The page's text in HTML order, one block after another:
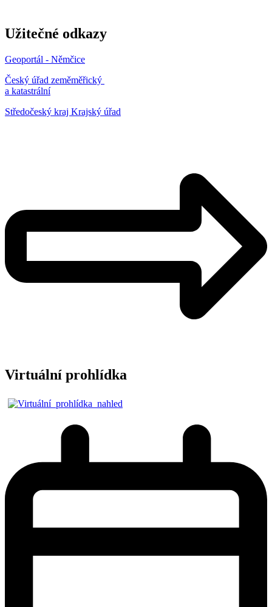
Užitečné odkazy
Geoportál - Němčice
Český úřad zeměměřický
a katastrální
Středočeský kraj Krajský úřad
Virtuální prohlídka